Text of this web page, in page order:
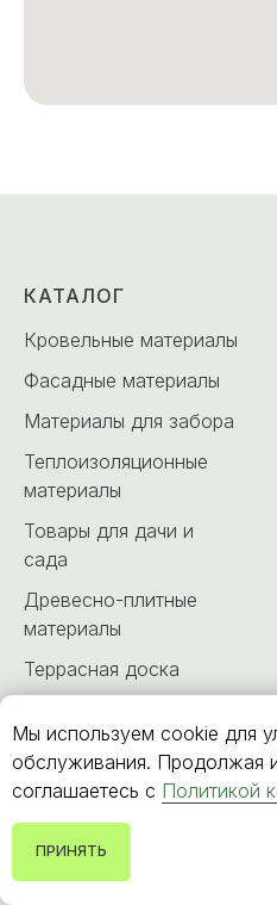
Мы используем cookie для
обслуживания. Продолжая
соглашаетесь с Политикой
ПРИНЯТЬ
КАТАЛОГ
Кровельные материалы
Фасадные материалы
Материалы для забора
Теплоизоляционные
материалы
Товары для дачи и
сада
Древесно-плитные
материалы
Террасная доска
Крепёжные материалы
О компании